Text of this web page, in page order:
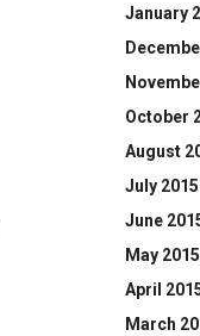
January
October
August
July 2015
June
May 2015
April
March